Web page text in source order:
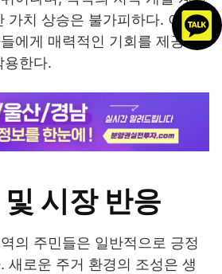
가치 상승은 불가피하다. 이러
에게 매력적인 기회를 제공하
용한다.
시장 반응
의 주민들은 일반적으로 긍정
새로운 주거 환경의 조성은 생